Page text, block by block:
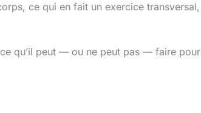
ce qui en fait un exercice transversal,
qu’il peut — ou ne peut pas — faire pour